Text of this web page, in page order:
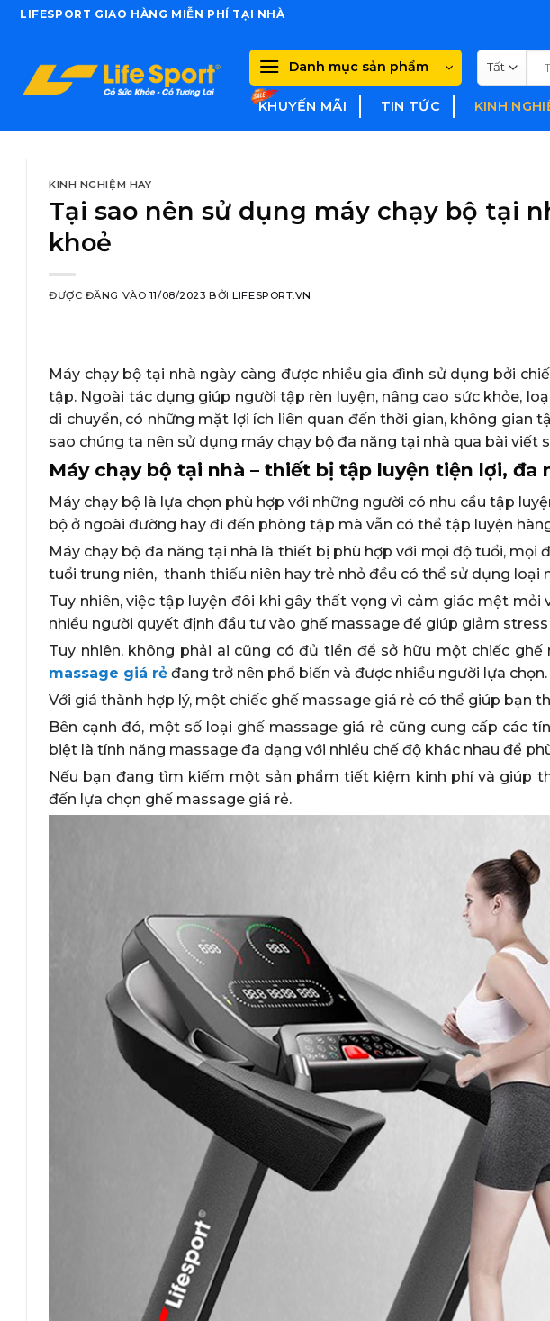
SkipLIFESPORT GIAO HÀNG MIỄN PHÍ TẠI NHÀ
Danh mục sản phẩm
KHUYẾN MÃI TIN TỨC KINH
KINH NGHIỆM HAY
Tại sao nên sử dụng máy chạy bộ tại
khoẻ
ĐƯỢC ĐĂNG VÀO 11/08/2023 BỞILIFESPORT.VN
Máy chạy bộ tại nhà ngày càng được nhiều gia đình sử dụng bởi
tập. Ngoài tác dụng giúp người tập rèn luyện, nâng cao sức khỏe,
di chuyển, có những mặt lợi ích liên quan đến thời gian, không gian
sao chúng ta nên sử dụng máy chạy bộ đa năng tại nhà qua bài viết
Máy chạy bộ tại nhà – thiết bị tập luyện tiện lợi, đa
Máy chạy bộ là lựa chọn phù hợp với những người có nhu cầu tập
bộ ở ngoài đường hay đi đến phòng tập mà vẫn có thể tập luyện
Máy chạy bộ đa năng tại nhà là thiết bị phù hợp với mọi độ tuổi, mọi
tuổi trung niên, thanh thiếu niên hay trẻ nhỏ đều có thể sử dụng loại
Tuy nhiên, việc tập luyện đôi khi gây thất vọng vì cảm giác mệt
nhiều người quyết định đầu tư vào ghế massage để giúp giảm
Tuy nhiên, không phải ai cũng có đủ tiền để sở hữu một chiếc
massage giá rẻ đang trở nên phổ biến và được nhiều người lựa chọn.
Với giá thành hợp lý, một chiếc ghế massage giá rẻ có thể giúp bạn
Bên cạnh đó, một số loại ghế massage giá rẻ cũng cung cấp các
biệt là tính năng massage đa dạng với nhiều chế độ khác nhau để
Nếu bạn đang tìm kiếm một sản phẩm tiết kiệm kinh phí và giúp
đến lựa chọn ghế massage giá rẻ.